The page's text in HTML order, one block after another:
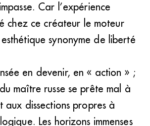
Car l’expérience
chez ce créateur le moteur
synonyme de liberté
en devenir, en « action » ;
maître russe se prête mal à
aux dissections propres à
Les horizons immenses